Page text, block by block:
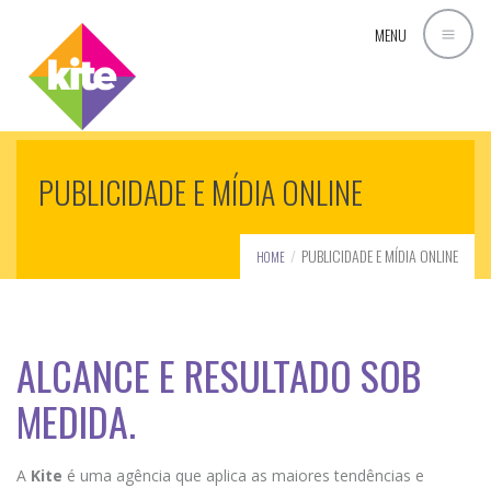
MENU
PUBLICIDADE E MÍDIA ONLINE
HOME PUBLICIDADE E MÍDIA ONLINE
ALCANCE E RESULTADO SOB
MEDIDA.
A Kite é uma agência que aplica as maiores tendências e